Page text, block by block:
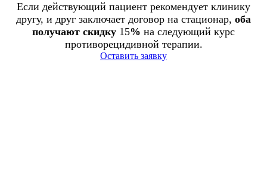
Если действующий пациент рекомендует клинику
другу, и друг заключает договор на стационар, оба
получают скидку 15% на следующий курс
противорецидивной терапии.
Оставить заявку